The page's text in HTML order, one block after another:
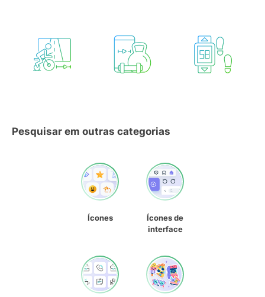
Pesquisar em outras categorias
Ícones
Ícones de
interface